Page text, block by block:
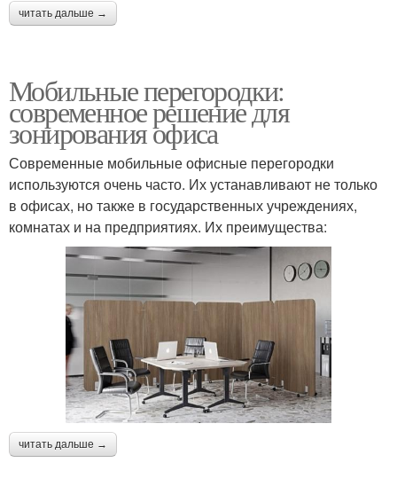
читать дальше →
Мобильные перегородки:
современное решение для
зонирования офиса
Современные мобильные офисные перегородки
используются очень часто. Их устанавливают не только
в офисах, но также в государственных учреждениях,
комнатах и на предприятиях. Их преимущества:
читать дальше →